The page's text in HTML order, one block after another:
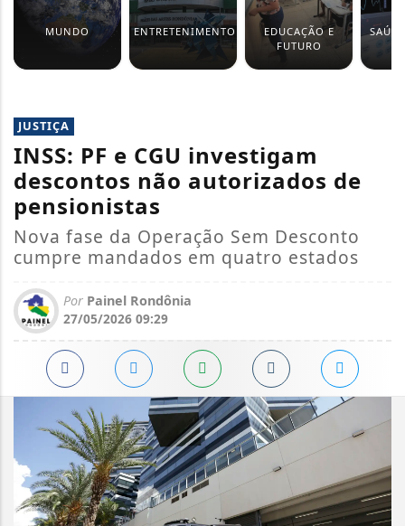
MUNDO ENTRETENIMENTO
EDUCAÇÃO E
FUTURO
JUSTIÇA
INSS: PF e CGU investigam
descontos não autorizados de
pensionistas
Nova fase da Operação Sem Desconto
cumpre mandados em quatro estados
Por Painel Rondônia
27/05/2026 09:29